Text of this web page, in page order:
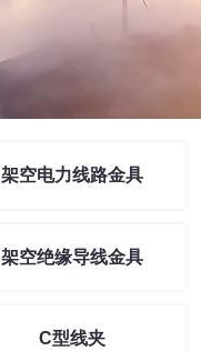
架空电力线路金具
架空绝缘导线金具
C型线夹